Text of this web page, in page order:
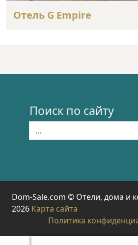
Отель G Empire
Поиск по сайту
Dom-Sale.com © Отели, дома и
2026 Карта сайта
Политика